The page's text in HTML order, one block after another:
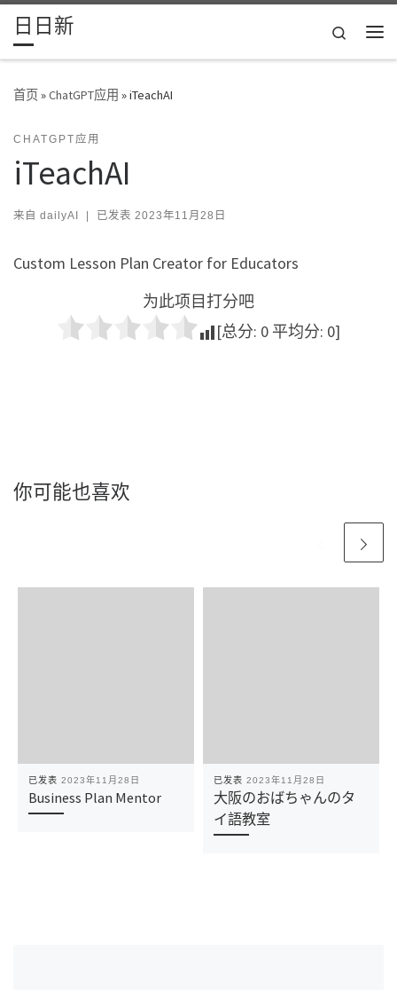
Skip to content
日日新
Search
首页»ChatGPT应用 »iTeachAI
CHATGPT应用
iTeachAI
来自 dailyAI | 已发表 2023年11月28日
Custom Lesson Plan Creator for Educators
为此项目打分吧
[总分: 0 平均分: 0]
你可能也喜欢
已发表 2023年11月28日
Business Plan Mentor
已发表 2023年11月28日
大阪のおばちゃんのタ
イ語教室